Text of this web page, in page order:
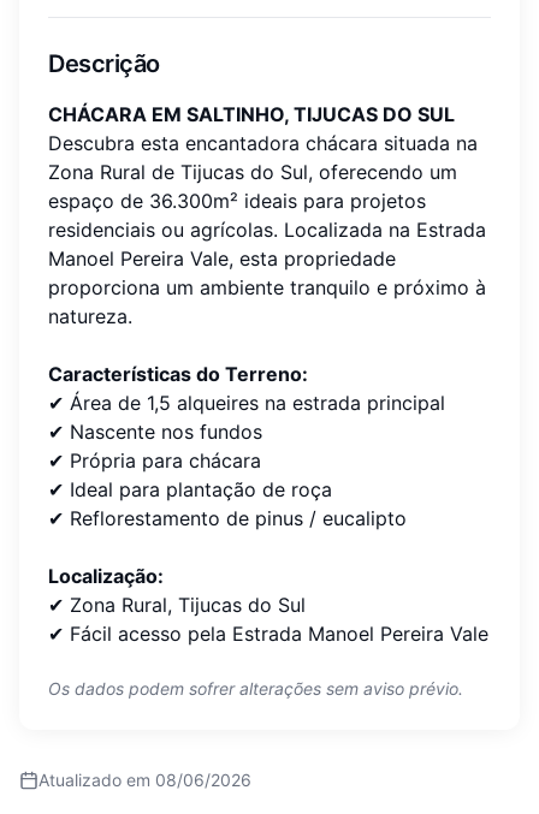
Descrição
CHÁCARA EM SALTINHO, TIJUCAS DO SUL
Descubra esta encantadora chácara situada na
Zona Rural de Tijucas do Sul, oferecendo um
espaço de 36.300m² ideais para projetos
residenciais ou agrícolas. Localizada na Estrada
Manoel Pereira Vale, esta propriedade
proporciona um ambiente tranquilo e próximo à
natureza.
Características do Terreno:
✔ Área de 1,5 alqueires na estrada principal
✔ Nascente nos fundos
✔ Própria para chácara
✔ Ideal para plantação de roça
✔ Reflorestamento de pinus / eucalipto
Localização:
✔ Zona Rural, Tijucas do Sul
✔ Fácil acesso pela Estrada Manoel Pereira Vale
Os dados podem sofrer alterações sem aviso prévio.
Atualizado em 08/06/2026